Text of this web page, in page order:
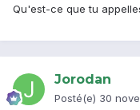
Qu'est-ce que tu
Jorodan
Posté(e) 30